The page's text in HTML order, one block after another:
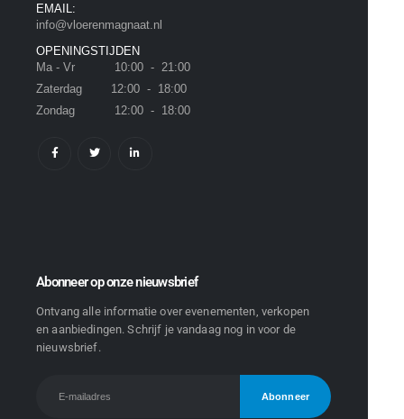
EMAIL:
info@vloerenmagnaat.nl
OPENINGSTIJDEN
Ma - Vr 10:00 - 21:00
Zaterdag 12:00 - 18:00
Zondag 12:00 - 18:00
Abonneer op onze nieuwsbrief
Ontvang alle informatie over evenementen, verkopen
en aanbiedingen. Schrijf je vandaag nog in voor de
nieuwsbrief.